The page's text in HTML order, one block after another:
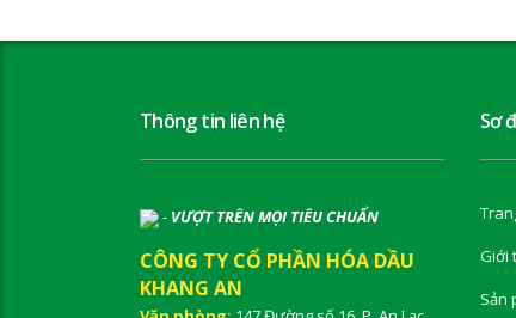
Thông tin liên hệ
- VƯỢT TRÊN MỌI TIÊU CHUẨN
CÔNG TY CỔ PHẦN HÓA DẦU
KHANG AN
Sơ
Giới
Sản